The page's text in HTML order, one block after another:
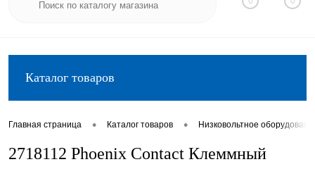
Каталог товаров
Главная страница • Каталог товаров • Низковольтное
2718112 Phoenix Contact Клеммный